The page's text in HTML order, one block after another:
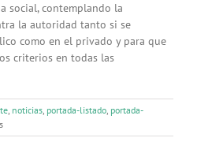
social, contemplando la
la autoridad tanto si se
como en el privado y para que
criterios en todas las
, noticias, portada-listado, portada-
en
El